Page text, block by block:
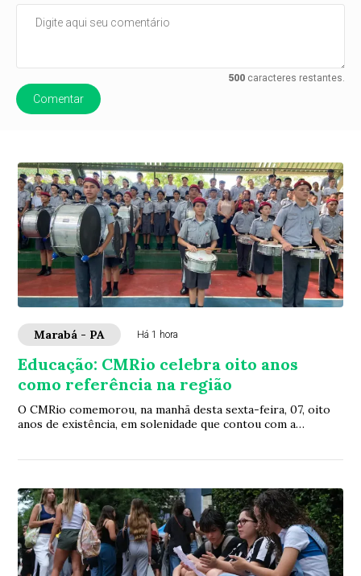
500caracteres restantes.
Comentar
Marabá - PA Há 1 hora
Educação: CMRio celebra oito anos
como referência na região
O CMRio comemorou, na manhã desta sexta-feira, 07, oito
anos de existência, em solenidade que contou com a